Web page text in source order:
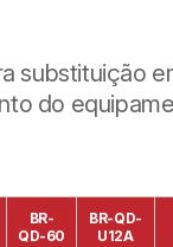
substituição
do
BR-
QD-60
BR-QD-
U12A